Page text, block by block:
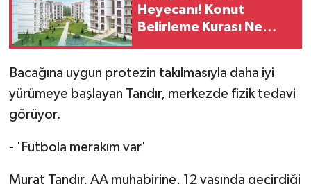
Heyecanı! Konut
Belirleme Kurası Ne
Bacağına uygun protezin takılmasıyla daha iyi
yürümeye başlayan Tandır, merkezde fizik tedavi
görüyor.
- 'Futbola merakım var'
Murat Tandır, AA muhabirine, 12 yaşında geçirdiği